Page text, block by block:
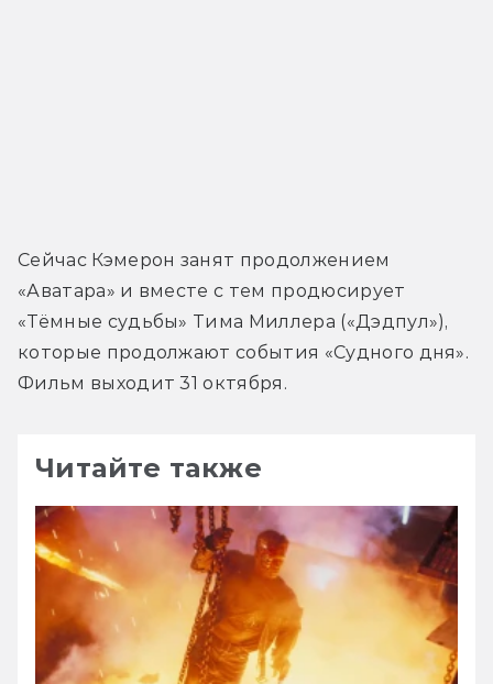
Сейчас Кэмерон занят продолжением
«Аватара» и вместе с тем продюсирует
«Тёмные судьбы» Тима Миллера («Дэдпул»),
которые продолжают события «Судного дня».
Фильм выходит 31 октября.
Читайте также